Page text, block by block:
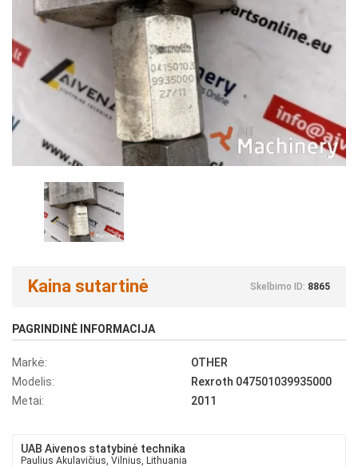
Kaina sutartinė Skelbimo ID: 8865
PAGRINDINĖ INFORMACIJA
Markė:
OTHER
Modelis:
Rexroth 047501039935000
Metai:
2011
UAB Aivenos statybinė technika
Paulius Akulavičius, Vilnius, Lithuania